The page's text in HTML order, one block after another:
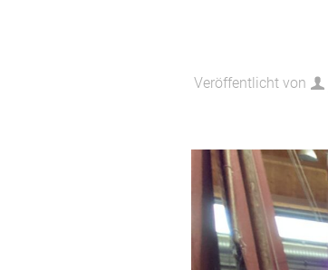
Veröffentlicht von